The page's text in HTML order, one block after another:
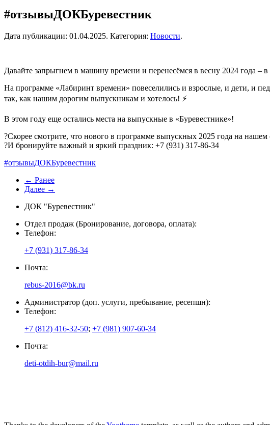
#отзывыДОКБуревестник
Дата публикации: 01.04.2025. Категория: Новости.
Давайте запрыгнем в машину времени и перенесёмся в весну 2024 года
На программе «Лабиринт времени» повеселились и взрослые, и дети, и
так, как нашим дорогим выпускникам и хотелось! ⚡️
В этом году еще остались места на выпускные в «Буревестнике»!
?Скорее смотрите, что нового в программе выпускных 2025 года на нашем
?И бронируйте важный и яркий праздник: +7 (931) 317-86-34
#отзывыДОКБуревестник
← Ранее
Далее →
ДОК "Буревестник"
Отдел продаж (Бронирование, договора, оплата):
Телефон:
+7 (931) 317-86-34
Почта:
rebus-2016@bk.ru
Администратор (доп. услуги, пребывание, ресепшн):
Телефон:
+7 (812) 416-32-50; +7 (981) 907-60-34
Почта:
deti-otdih-bur@mail.ru